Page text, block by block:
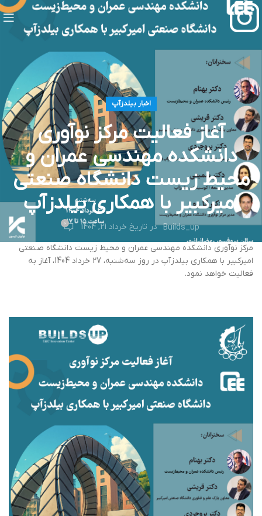
اخبار بیلدزآپ
آغاز فعالیت مرکز نوآوری
دانشکده مهندسی عمران و
محیط‌‌‌ زیست دانشگاه صنعتی
امیرکبیر با همکاری بیلدزآپ
Builds_up در تاریخ خرداد 21, 1404 0
مرکز نوآوری دانشکده مهندسی عمران و محیط‌‌ زیست دانشگاه صنعتی
امیرکبیر با همکاری بیلدزآپ در روز سه‌شنبه، 27 خرداد 1404، آغاز به
فعالیت خواهد نمود.